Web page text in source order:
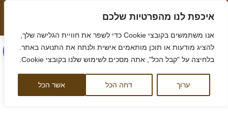
איכפת לנו מהפרטיות שלכם
אנו משתמשים בקובצי Cookie כדי לשפר את חוויית הגלישה שלך,
להציג מודעות או תוכן מותאמים אישית ולנתח את התנועה באתר.
בלחיצה על "קבל הכל", אתה מסכים לשימוש שלנו בקובצי Cookie.
ערוך דחה הכל אשר הכל
לתוכן
המלצה חמה שווה יותר מאלף מילים
דף הבית ביטוח ערך קרקע – הגנה על בעלי דירות במבנים משותפים
ביטוח ערך קרקע – הגנה